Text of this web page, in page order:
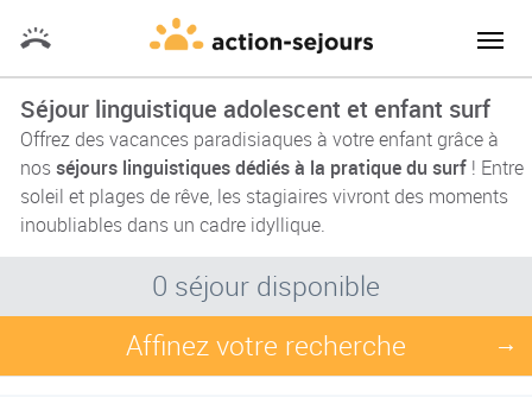
Séjour linguistique adolescent et enfant surf
Offrez des vacances paradisiaques à votre enfant grâce à
nosséjours linguistiques dédiés à la pratique du surf ! Entre
soleil et plages de rêve, les stagiaires vivront des moments
inoubliables dans un cadre idyllique.
0 séjour disponible
Affinez votre recherche
→